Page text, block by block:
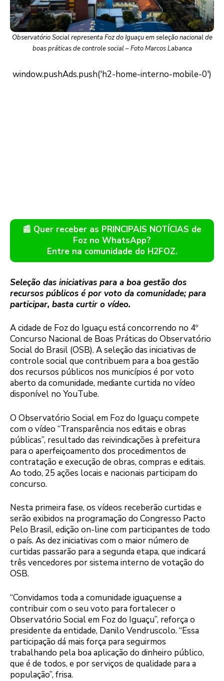
Observatório Social representa Foz do Iguaçu em seleção nacional de
boas práticas de controle social – Foto Marcos Labanca
📰 Quer receber as PRINCIPAIS NOTÍCIAS de
Foz no WhatsApp?
Entre na comunidade do H2FOZ.
Seleção das iniciativas para a boa gestão dos
recursos públicos é por voto da comunidade; para
participar, basta curtir o vídeo.
A cidade de Foz do Iguaçu está concorrendo no 4º
Concurso Nacional de Boas Práticas do Observatório
Social do Brasil (OSB). A seleção das iniciativas de
controle social que contribuem para a boa gestão
dos recursos públicos nos municípios é por voto
aberto da comunidade, mediante curtida no vídeo
disponível no YouTube.
O Observatório Social em Foz do Iguaçu compete
com o vídeo “Transparência nos editais e obras
públicas”, resultado das reivindicações à prefeitura
para o aperfeiçoamento dos procedimentos de
contratação e execução de obras, compras e editais.
Ao todo, 25 ações locais e nacionais participam do
concurso.
Nesta primeira fase, os vídeos receberão curtidas e
serão exibidos na programação do Congresso Pacto
Pelo Brasil, edição on-line com participantes de todo
o país. As dez iniciativas com o maior número de
curtidas passarão para a segunda etapa, que indicará
três vencedores por sistema interno de votação do
OSB.
“Convidamos toda a comunidade iguaçuense a
contribuir com o seu voto para fortalecer o
Observatório Social em Foz do Iguaçu”, reforça o
presidente da entidade, Danilo Vendruscolo. “Essa
participação dá mais força para seguirmos
trabalhando pela boa aplicação do dinheiro público,
que é de todos, e por serviços de qualidade para a
população”, frisa.